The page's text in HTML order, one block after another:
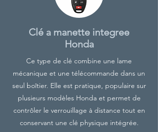
Clé a manette integree
Honda
Ce type de clé combine une lame
mécanique et une télécommande dans un
seul boîtier. Elle est pratique, populaire sur
plusieurs modèles Honda et permet de
contrôler le verrouillage à distance tout en
conservant une clé physique intégrée.